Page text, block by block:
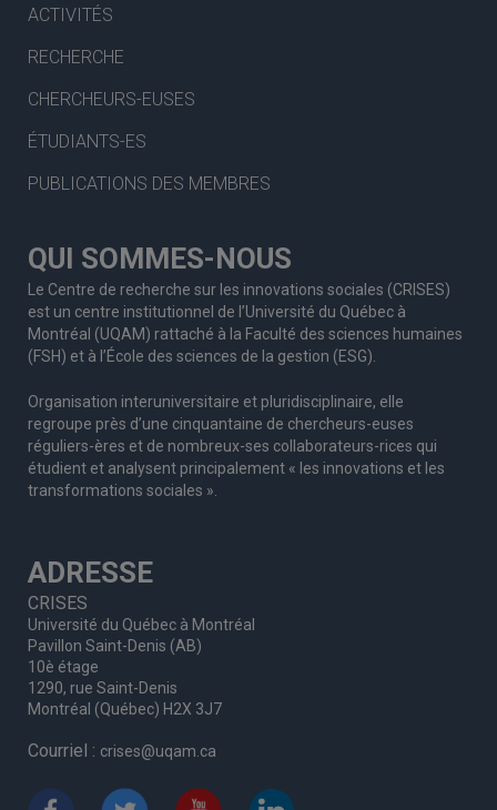
ACTIVITÉS
RECHERCHE
CHERCHEURS-EUSES
ÉTUDIANTS-ES
PUBLICATIONS DES MEMBRES
QUI SOMMES-NOUS
Le Centre de recherche sur les innovations sociales (CRISES)
est un centre institutionnel de l’Université du Québec à
Montréal (UQAM) rattaché à la Faculté des sciences humaines
(FSH) et à l’École des sciences de la gestion (ESG).
Organisation interuniversitaire et pluridisciplinaire, elle
regroupe près d’une cinquantaine de chercheurs-euses
réguliers-ères et de nombreux-ses collaborateurs-rices qui
étudient et analysent principalement « les innovations et les
transformations sociales ».
ADRESSE
CRISES
Université du Québec à Montréal
Pavillon Saint-Denis (AB)
10è étage
1290, rue Saint-Denis
Montréal (Québec) H2X 3J7
Courriel : crises@uqam.ca